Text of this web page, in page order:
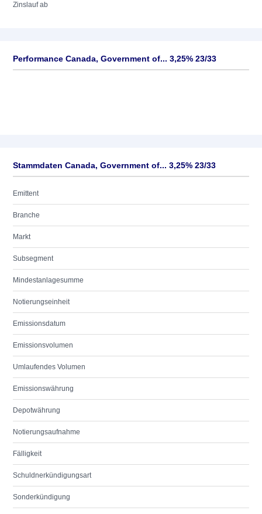
Zinslauf ab
Performance Canada, Government of... 3,25% 23/33
Stammdaten Canada, Government of... 3,25% 23/33
Emittent
Branche
Markt
Subsegment
Mindestanlagesumme
Notierungseinheit
Emissionsdatum
Emissionsvolumen
Umlaufendes Volumen
Emissionswährung
Depotwährung
Notierungsaufnahme
Fälligkeit
Schuldnerkündigungsart
Sonderkündigung